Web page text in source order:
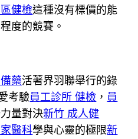
健檢這種沒有標價的能
度的競賽。
藥活著界羽聯舉行的錄
考驗員工診所 健檢 ， 員
量對決新竹 成人健
醫科學與心靈的極限新